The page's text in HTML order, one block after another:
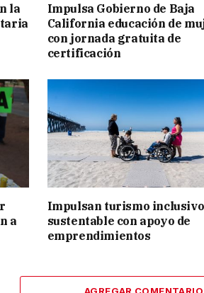
la
Impulsa Gobierno de Baja
California educación de
con jornada gratuita de
certificación
a
Impulsan turismo
sustentable con apoyo de
emprendimientos